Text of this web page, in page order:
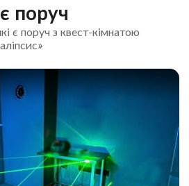
поруч
є поруч з квест-кімнатою